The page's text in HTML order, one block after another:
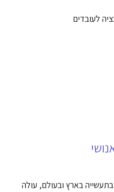
לעובדים
בארץ ובעולם, עולה